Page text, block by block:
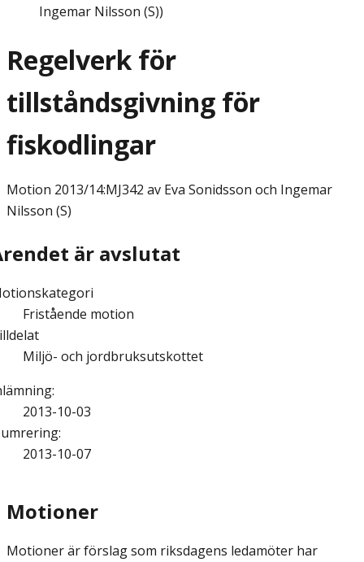
Ingemar Nilsson (S))
Regelverk för
tillståndsgivning för
fiskodlingar
Motion 2013/14:MJ342 av Eva Sonidsson och Ingemar
Nilsson (S)
är avslutat
Fristående motion
Miljö- och jordbruksutskottet
:
2013-10-03
:
2013-10-07
Motioner
Motioner är förslag som riksdagens ledamöter har